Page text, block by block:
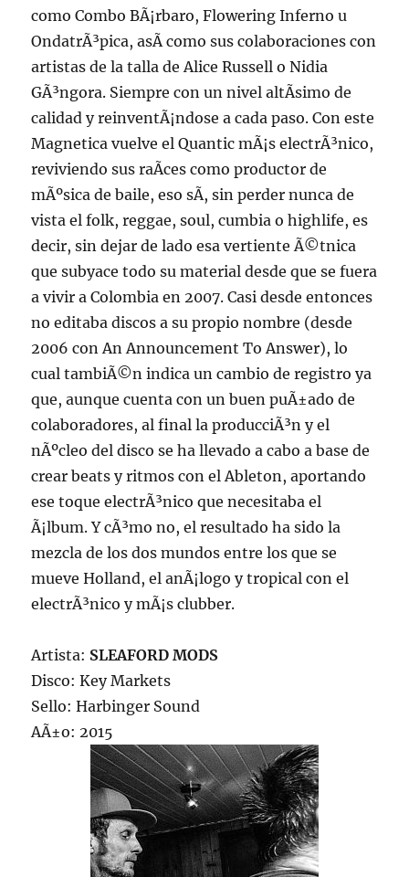
como Combo BÃ¡rbaro, Flowering Inferno u
OndatrÃ³pica, asÃ­ como sus colaboraciones con
artistas de la talla de Alice Russell o Nidia
GÃ³ngora. Siempre con un nivel altÃ­simo de
calidad y reinventÃ¡ndose a cada paso. Con este
Magnetica vuelve el Quantic mÃ¡s electrÃ³nico,
reviviendo sus raÃ­ces como productor de
mÃºsica de baile, eso sÃ­, sin perder nunca de
vista el folk, reggae, soul, cumbia o highlife, es
decir, sin dejar de lado esa vertiente Ã©tnica
que subyace todo su material desde que se fuera
a vivir a Colombia en 2007. Casi desde entonces
no editaba discos a su propio nombre (desde
2006 con An Announcement To Answer), lo
cual tambiÃ©n indica un cambio de registro ya
que, aunque cuenta con un buen puÃ±ado de
colaboradores, al final la producciÃ³n y el
nÃºcleo del disco se ha llevado a cabo a base de
crear beats y ritmos con el Ableton, aportando
ese toque electrÃ³nico que necesitaba el
Ã¡lbum. Y cÃ³mo no, el resultado ha sido la
mezcla de los dos mundos entre los que se
mueve Holland, el anÃ¡logo y tropical con el
electrÃ³nico y mÃ¡s clubber.
Artista: SLEAFORD MODS
Disco: Key Markets
Sello: Harbinger Sound
AÃ±o: 2015